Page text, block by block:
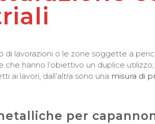
lavorazioni o le zone soggette a
che hanno l’obiettivo un duplice
ai lavori, dall’altra sono una misura di
per